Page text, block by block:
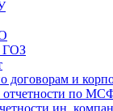
ГОЗ
договорам и
отчетности по
ин.